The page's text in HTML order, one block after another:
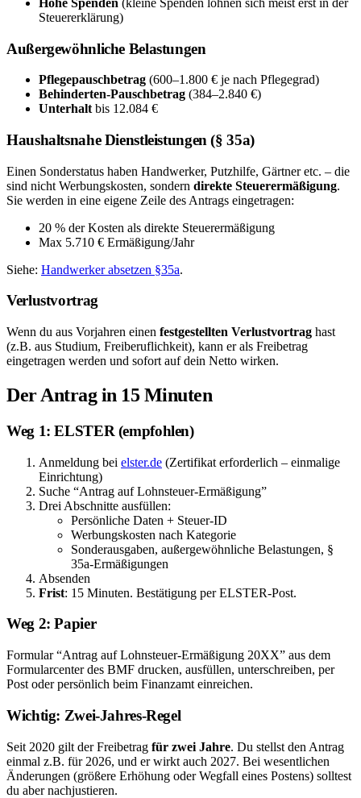
Steuererklärung)
Außergewöhnliche Belastungen
Pflegepauschbetrag (600–1.800 € je nach Pflegegrad)
Behinderten-Pauschbetrag (384–2.840 €)
Unterhalt bis 12.084 €
Haushaltsnahe Dienstleistungen (§ 35a)
Einen Sonderstatus haben Handwerker, Putzhilfe, Gärtner etc. – die
sind nicht Werbungskosten, sondern direkte Steuerermäßigung.
Sie werden in eine eigene Zeile des Antrags eingetragen:
20 % der Kosten als direkte Steuerermäßigung
Max 5.710 € Ermäßigung/Jahr
Siehe: Handwerker absetzen §35a.
Verlustvortrag
Wenn du aus Vorjahren einen festgestellten Verlustvortrag hast
(z.B. aus Studium, Freiberuflichkeit), kann er als Freibetrag
eingetragen werden und sofort auf dein Netto wirken.
Der Antrag in 15 Minuten
Weg 1: ELSTER (empfohlen)
Anmeldung bei elster.de (Zertifikat erforderlich – einmalige
Einrichtung)
Suche “Antrag auf Lohnsteuer-Ermäßigung”
Drei Abschnitte ausfüllen:
Persönliche Daten + Steuer-ID
Werbungskosten nach Kategorie
Sonderausgaben, außergewöhnliche Belastungen, §
35a-Ermäßigungen
Absenden
Frist: 15 Minuten. Bestätigung per ELSTER-Post.
Weg 2: Papier
Formular “Antrag auf Lohnsteuer-Ermäßigung 20XX” aus dem
Formularcenter des BMF drucken, ausfüllen, unterschreiben, per
Post oder persönlich beim Finanzamt einreichen.
Wichtig: Zwei-Jahres-Regel
Seit 2020 gilt der Freibetrag für zwei Jahre. Du stellst den Antrag
einmal z.B. für 2026, und er wirkt auch 2027. Bei wesentlichen
Änderungen (größere Erhöhung oder Wegfall eines Postens) solltest
du aber nachjustieren.